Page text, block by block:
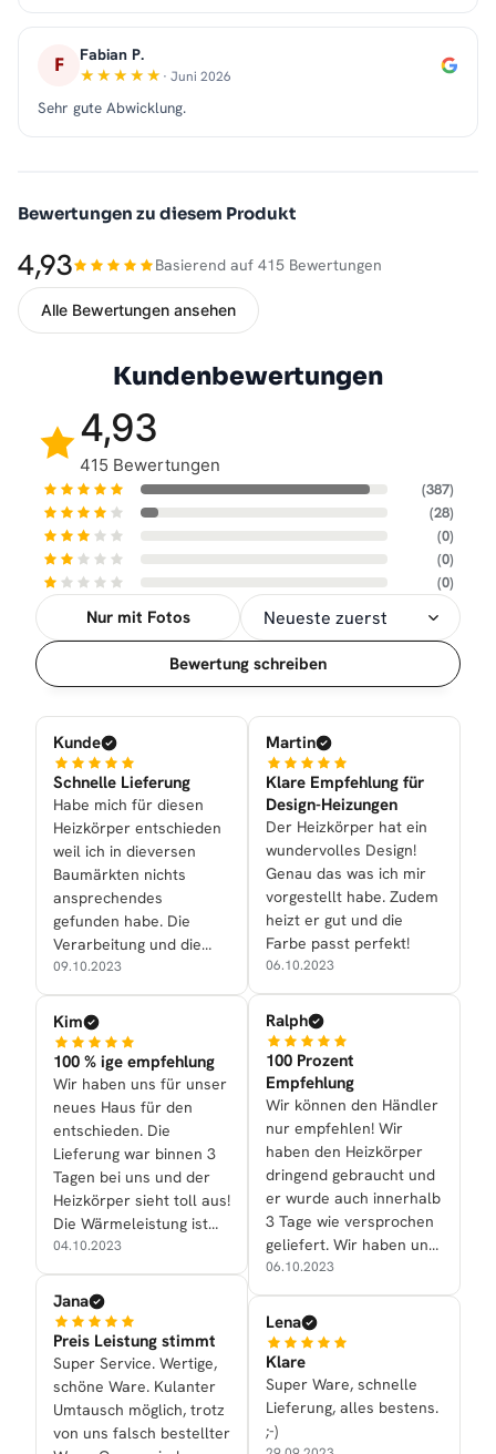
F Fabian P.
· Juni 2026
Sehr gute Abwicklung.
Bewertungen zu diesem Produkt
4,93 Basierend auf 415 Bewertungen
Alle Bewertungen ansehen
Kundenbewertungen
4,93
415 Bewertungen
(387)
(28)
(0)
(0)
(0)
Nur mit Fotos
Sortierung
Bewertung schreiben
Kunde
Schnelle Lieferung
Habe mich für diesen
Heizkörper entschieden
weil ich in dieversen
Baumärkten nichts
ansprechendes
gefunden habe. Die
Verarbeitung und die
Optik überzeugen
vollauf.
09.10.2023
Kim
100 % ige empfehlung
Wir haben uns für unser
neues Haus für den
entschieden. Die
Lieferung war binnen 3
Tagen bei uns und der
Heizkörper sieht toll aus!
Die Wärmeleistung ist
ebenfalls gut.
04.10.2023
Jana
Preis Leistung stimmt
Super Service. Wertige,
schöne Ware. Kulanter
Umtausch möglich, trotz
von uns falsch bestellter
Martin
Klare Empfehlung für
Design-Heizungen
Der Heizkörper hat ein
wundervolles Design!
Genau das was ich mir
vorgestellt habe. Zudem
heizt er gut und die
Farbe passt perfekt!
06.10.2023
Ralph
100 Prozent
Empfehlung
Wir können den Händler
nur empfehlen! Wir
haben den Heizkörper
dringend gebraucht und
er wurde auch innerhalb
3 Tage wie versprochen
geliefert. Wir haben uns
für den Alrona in
Anthrazit entschieden.
Super schönes Design
und heizt auch gut!
06.10.2023
Lena
Klare
Super Ware, schnelle
Lieferung, alles bestens.
;-)